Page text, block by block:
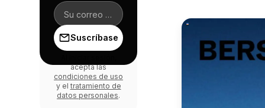
Suscríbase
acepta las
condiciones de uso
y el tratamiento de
datos personales.